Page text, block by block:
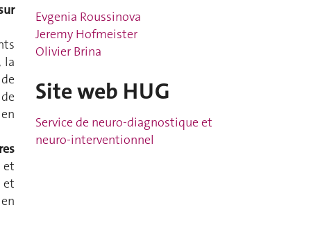
la
et
et
Evgenia Roussinova
Jeremy Hofmeister
Olivier Brina
Site web HUG
Service de neuro-diagnostique et
neuro-interventionnel